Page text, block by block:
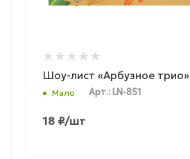
Шоу-лист «Арбузное трио»
Мало Арт.: LN-851
18 ₽/шт